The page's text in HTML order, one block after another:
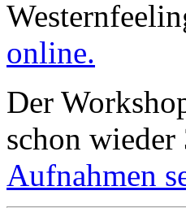
online.
Der
schon
Aufnahmen